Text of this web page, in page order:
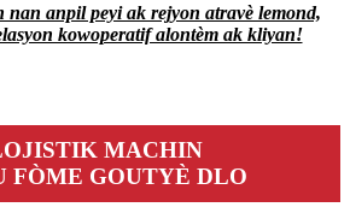
nan anpil peyi ak rejyon atravè lemond,
kowoperatif alontèm ak kliyan!
MACHIN
FÒME GOUTYÈ DLO